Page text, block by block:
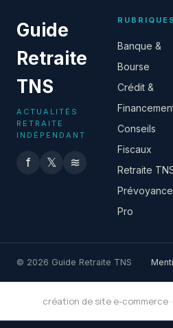
Guide
Retraite
TNS
ACTUALITÉS
RETRAITE
INDÉPENDANT
f 𝕏 ≋
RUBRIQUES
Banque &
Bourse
Crédit &
Conseils
Fiscaux
Retraite
Prévoyance
Pro
© 2026 Guide Retraite TNS
création de site e-commerce ·